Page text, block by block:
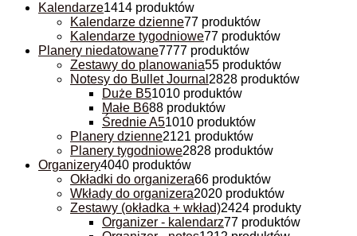
Kalendarze1414 produktów
Kalendarze dzienne77 produktów
Kalendarze tygodniowe77 produktów
Planery niedatowane7777 produktów
Zestawy do planowania55 produktów
Notesy do Bullet Journal 2828 produktów
Duże B51010 produktów
Małe B688 produktów
Średnie A51010 produktów
Planery dzienne2121 produktów
Planery tygodniowe2828 produktów
Organizery4040 produktów
Okładki do organizera66 produktów
Wkłady do organizera2020 produktów
Zestawy (okładka + wkład)2424 produkty
Organizer - kalendarz77 produktów